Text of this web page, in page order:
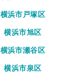
横浜市戸塚区
横浜市旭区
横浜市瀬谷区
横浜市泉区